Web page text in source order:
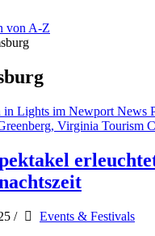
von A-Z
/
Events & Festivals